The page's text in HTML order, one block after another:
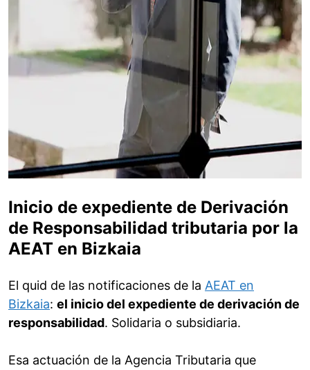
Inicio de expediente de Derivación
de Responsabilidad tributaria por la
AEAT en Bizkaia
El quid de las notificaciones de la AEAT en
Bizkaia: el inicio del expediente de derivación de
responsabilidad. Solidaria o subsidiaria.
Esa actuación de la Agencia Tributaria que